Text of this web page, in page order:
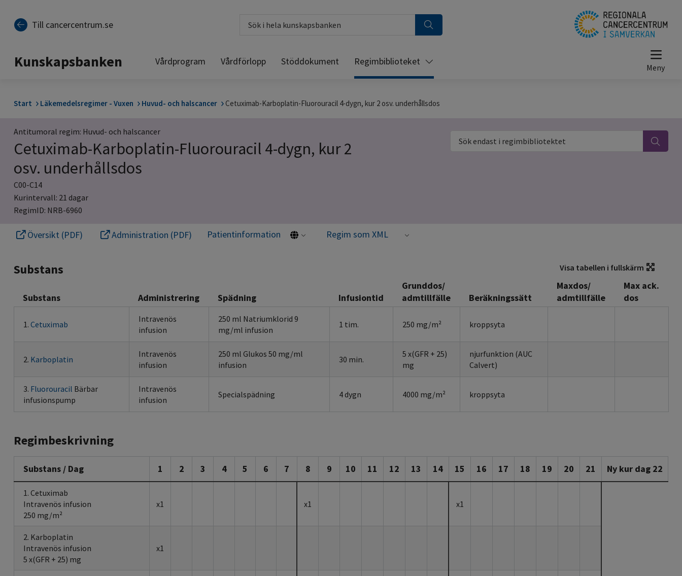
Till cancercentrum.se
Kunskapsbanken Vårdprogram Vårdförlopp Stöddokument Regimbiblioteket
Start Läkemedelsregimer - Vuxen Huvud- och halscancer Cetuximab-Karboplatin-Fluorouracil 4-dygn, kur 2 osv. underhållsdos
Antitumoral regim: Huvud- och halscancer
Cetuximab-Karboplatin-Fluorouracil 4-dygn, kur 2
osv. underhållsdos
C00-C14
Kurintervall: 21 dagar
RegimID: NRB-6960
Sök endast i regimbibliotektet
Översikt (PDF) Administration (PDF) Patientinformation Regim som XML
Substans Visa tabellen i fullskärm
Substans Administrering Spädning Infusiontid
Grunddos/
admtillfälle
Beräkningssätt
Maxdos/
admtillfälle
Max ack.
dos
1. Cetuximab
Intravenös
infusion
250 ml Natriumklorid 9
mg/ml infusion
1 tim. 250 mg/m² kroppsyta
2. Karboplatin
Intravenös
infusion
250 ml Glukos 50 mg/ml
infusion
30 min.
5 x(GFR + 25)
mg
njurfunktion (AUC
Calvert)
3. Fluorouracil Bärbar
infusionspump
Intravenös
infusion
Specialspädning 4 dygn 4000 mg/m² kroppsyta
Regimbeskrivning
Substans / Dag 1 2 3 4 5 6 7 8 9 10 11 12 13 14 15 16 17 18 19 20 21 Ny kur dag 22
1. Cetuximab
Intravenös infusion
250 mg/m²
x1 x1 x1
2. Karboplatin
Intravenös infusion
5 x(GFR + 25) mg
x1